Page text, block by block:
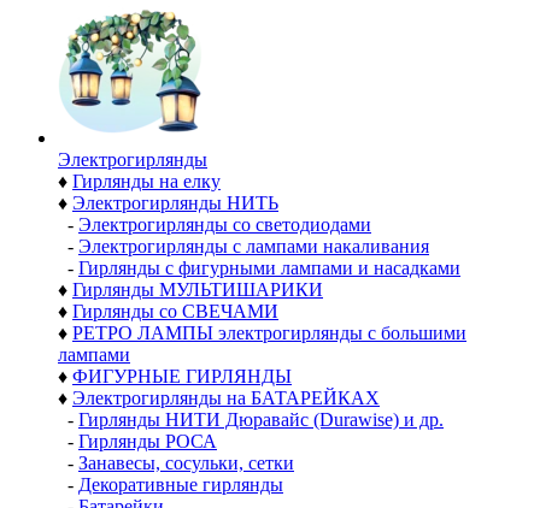
Электро­гирлянды
♦ Гирлянды на елку
♦ Электрогирлянды НИТЬ
- Электрогирлянды со светодиодами
- Электрогирлянды с лампами накаливания
- Гирлянды с фигурными лампами и насадками
♦ Гирлянды МУЛЬТИШАРИКИ
♦ Гирлянды со СВЕЧАМИ
♦ РЕТРО ЛАМПЫ электрогирлянды с большими
лампами
♦ ФИГУРНЫЕ ГИРЛЯНДЫ
♦ Электрогирлянды на БАТАРЕЙКАХ
- Гирлянды НИТИ Дюравайс (Durawise) и др.
- Гирлянды РОСА
- Занавесы, сосульки, сетки
- Декоративные гирлянды